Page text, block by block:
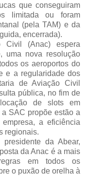
que conseguiram
limitada ou foram
(pela TAM) e da
encerrada).
Civil (Anac) espera
uma nova resolução
os aeroportos do
e a regularidade dos
de Aviação Civil
pública, no fim de
de slots em
SAC propõe estão a
a eficiência
regionais.
da Abear,
da Anac é a mais
em todos os
o puxão de orelha à